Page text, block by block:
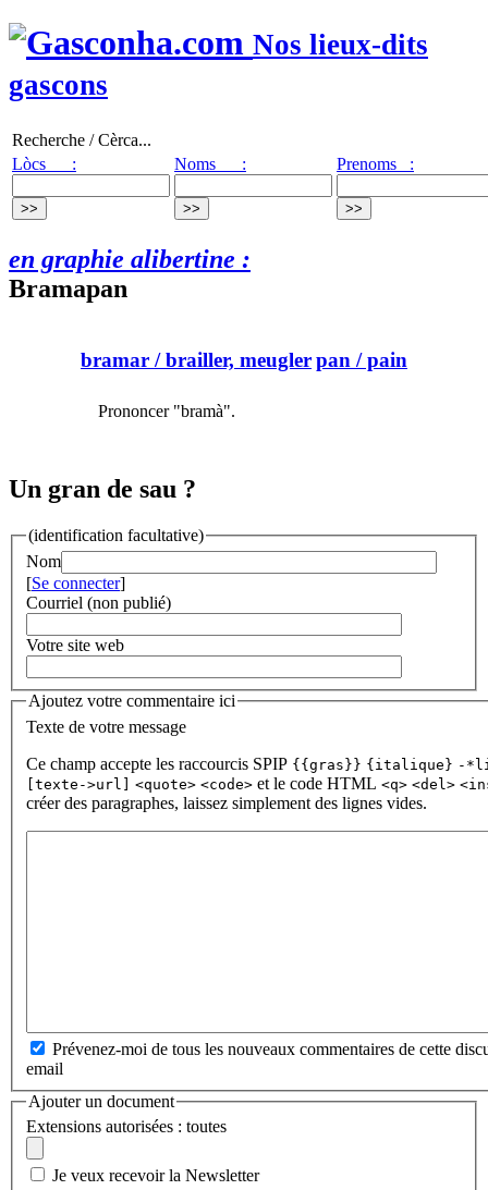
Nos lieux-dits
gascons
Recherche / Cèrca...
Lòcs :
Noms : Prenoms :
en graphie alibertine :
Bramapan
bramar / brailler, meugler
Prononcer "bramà".
pan / pain
Un gran de sau ?
(identification facultative)
Nom
[Se connecter]
Courriel (non publié)
Votre site web
Ajoutez votre commentaire ici
Texte de votre message
Ce champ accepte les raccourcis SPIP {{gras}} {italique} -
[texte->url] <quote> <code> et le code HTML <q> <del>
créer des paragraphes, laissez simplement des lignes vides.
Prévenez-moi de tous les nouveaux commentaires de cette
email
Ajouter un document
Extensions autorisées : toutes
Je veux recevoir la Newsletter